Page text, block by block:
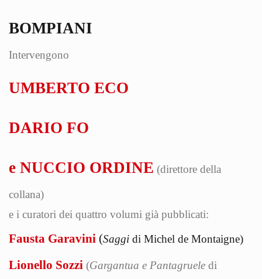
BOMPIANI
Intervengono
UMBERTO ECO
DARIO FO
e NUCCIO ORDINE (direttore della
collana)
e i curatori dei quattro volumi già pubblicati:
Fausta Garavini (Saggi di Michel de Montaigne)
Lionello Sozzi (Gargantua e Pantagruele di